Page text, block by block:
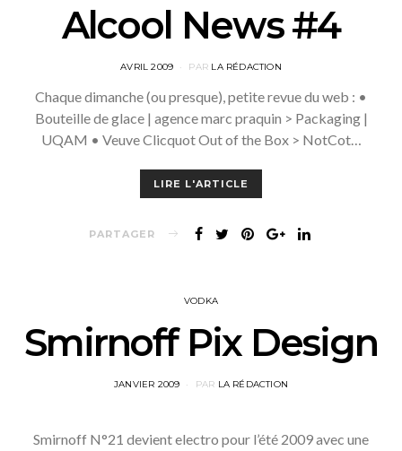
Alcool News #4
POSTED
AVRIL 2009 PAR LA RÉDACTION
Chaque dimanche (ou presque), petite revue du web : •
Bouteille de glace | agence marc praquin > Packaging |
UQAM • Veuve Clicquot Out of the Box > NotCot…
LIRE L'ARTICLE
PARTAGER
VODKA
Smirnoff Pix Design
POSTED
JANVIER 2009 PAR LA RÉDACTION
Smirnoff N°21 devient electro pour l’été 2009 avec une